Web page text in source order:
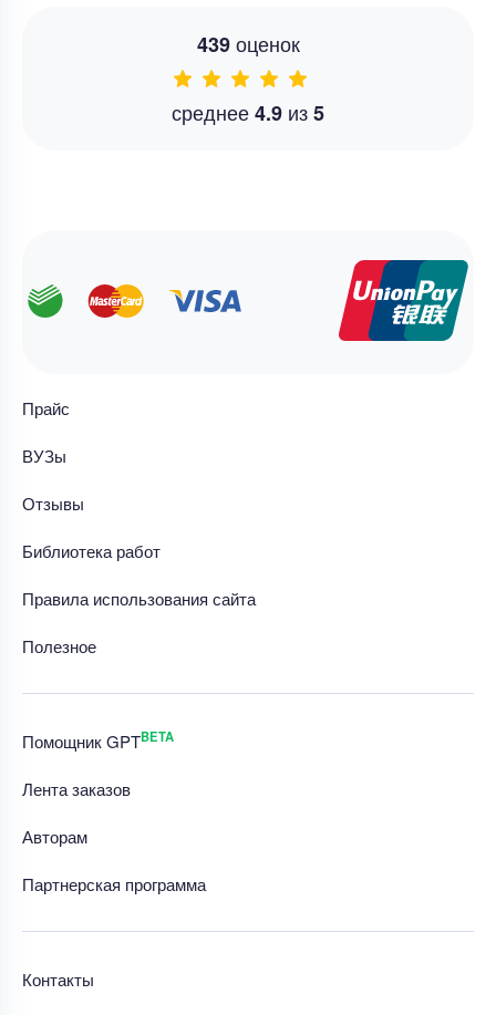
439оценок
среднее4.9 из5
Прайс
ВУЗы
Отзывы
Библиотека работ
Правила использования сайта
Полезное
Помощник GPTBETA
Лента заказов
Авторам
Партнерская программа
Контакты